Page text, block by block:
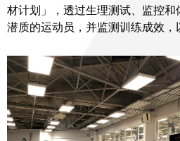
材计划」，透过生理测试、监控
潜质的运动员，并监测训练成效，